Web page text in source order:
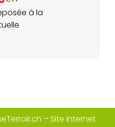
à la
– Site internet